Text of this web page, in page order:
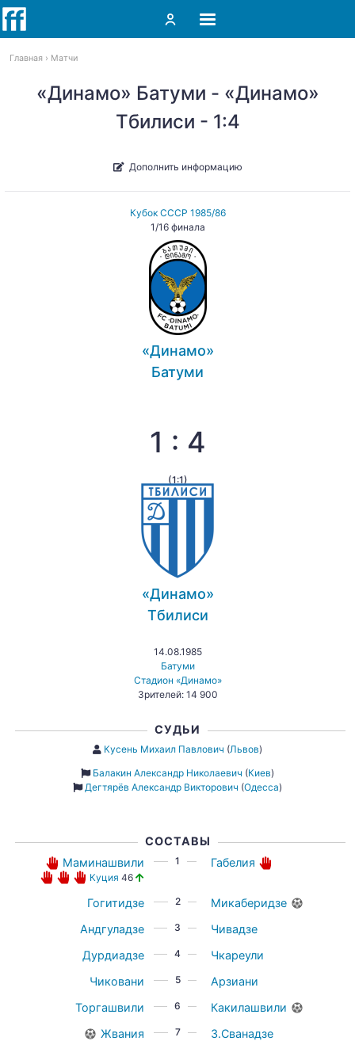
Главная Матчи
«Динамо» Батуми - «Динамо»
Тбилиси - 1:4
Дополнить информацию
Кубок СССР 1985/86
1/16 финала
«Динамо»
Батуми
1 : 4
(1:1)
«Динамо»
Тбилиси
14.08.1985
Батуми
Стадион «Динамо»
Зрителей: 14 900
СУДЬИ
Кусень Михаил Павлович (Львов)
Балакин Александр Николаевич (Киев)
Дегтярёв Александр Викторович (Одесса)
СОСТАВЫ
Маминашвили
Куция 46
1 Габелия
Гогитидзе 2
Микаберидзе
Андгуладзе
3
Чивадзе
Дурдиадзе
4
Чкареули
Чиковани
5
Арзиани
Торгашвили
6
Какилашвили
Жвания
7
З.Сванадзе